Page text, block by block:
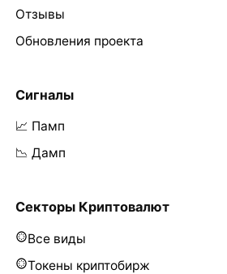
Отзывы
Обновления проекта
Сигналы
📈 Памп
📉 Дамп
Секторы Криптовалют
Все виды
Токены криптобирж